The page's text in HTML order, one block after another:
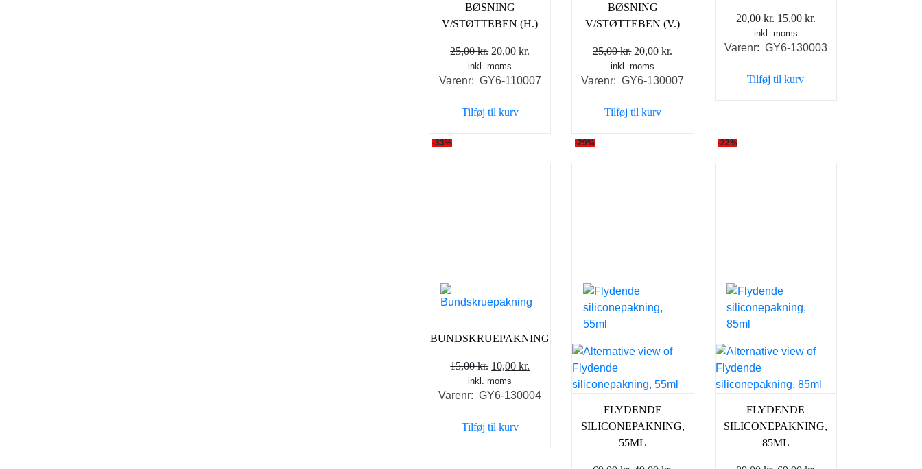
BØSNING
V/STØTTEBEN (H.)
25,00kr. Den
oprindelige
pris
25,00 kr..
20,00kr.
pris
inkl. moms
Varenr: GY6-110007
Tilføj til kurv
BØSNING
V/STØTTEBEN (V.)
25,00kr. Den
oprindelige
pris
25,00 kr..
20,00kr.
pris
inkl. moms
Varenr: GY6-130007
Tilføj til kurv
20,00kr. Den
oprindelige
pris
20,00 kr..
15,00 kr.
pris
inkl. moms
Varenr: GY6-130003
Tilføj til kurv
-33%
BUNDSKRUEPAKNING
15,00kr. Den
oprindelige
pris
15,00 kr..
10,00kr.
pris
inkl. moms
Varenr: GY6-130004
Tilføj til kurv
-29%
FLYDENDE
SILICONEPAKNING,
55ML
-22%
FLYDENDE
SILICONEPAKNING,
85ML